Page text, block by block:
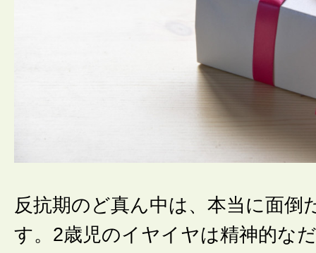
反抗期のど真ん中は、本当に面倒
す。2歳児のイヤイヤは精神的な